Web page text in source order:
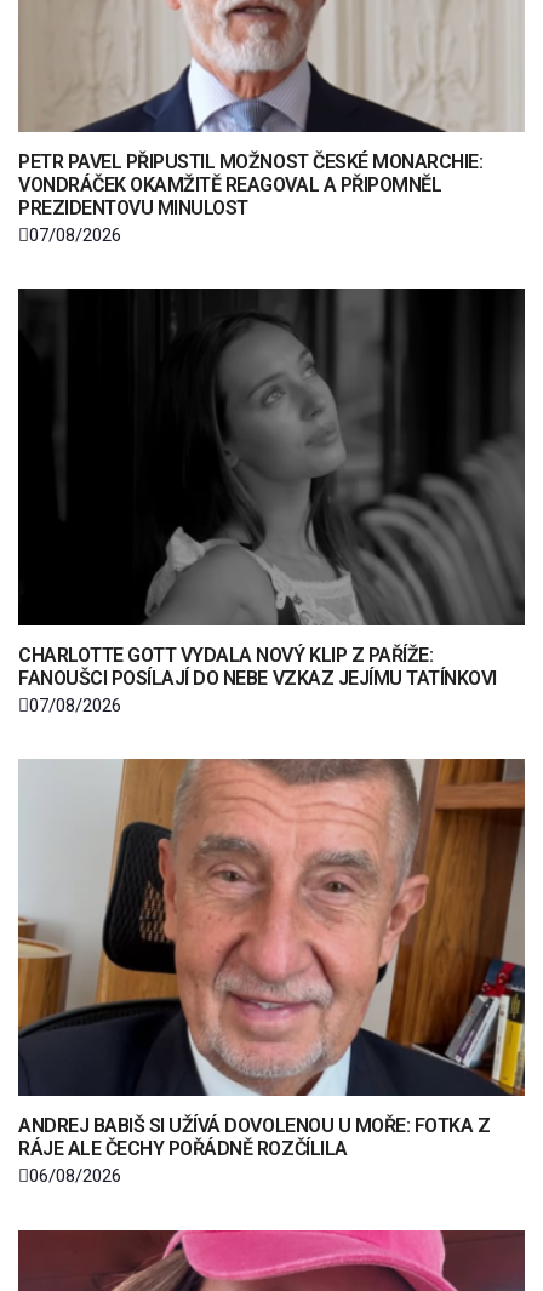
PETR PAVEL PŘIPUSTIL MOŽNOST ČESKÉ MONARCHIE:
VONDRÁČEK OKAMŽITĚ REAGOVAL A PŘIPOMNĚL
PREZIDENTOVU MINULOST
07/08/2026
CHARLOTTE GOTT VYDALA NOVÝ KLIP Z PAŘÍŽE:
FANOUŠCI POSÍLAJÍ DO NEBE VZKAZ JEJÍMU TATÍNKOVI
07/08/2026
ANDREJ BABIŠ SI UŽÍVÁ DOVOLENOU U MOŘE: FOTKA Z
RÁJE ALE ČECHY POŘÁDNĚ ROZČÍLILA
06/08/2026